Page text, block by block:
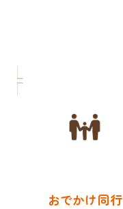
おでかけ同行